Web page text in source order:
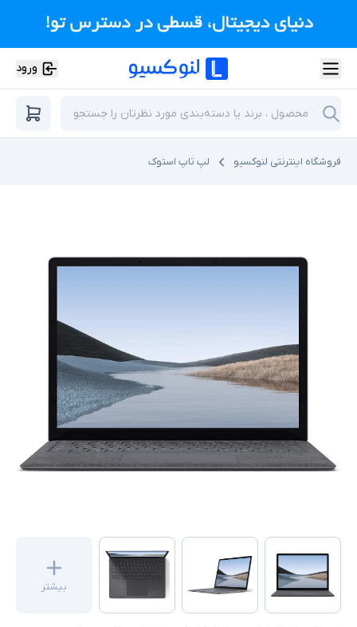
ورود
فروشگاه اینترنتی لنوکسیو لپ تاپ استوک
بیشتر